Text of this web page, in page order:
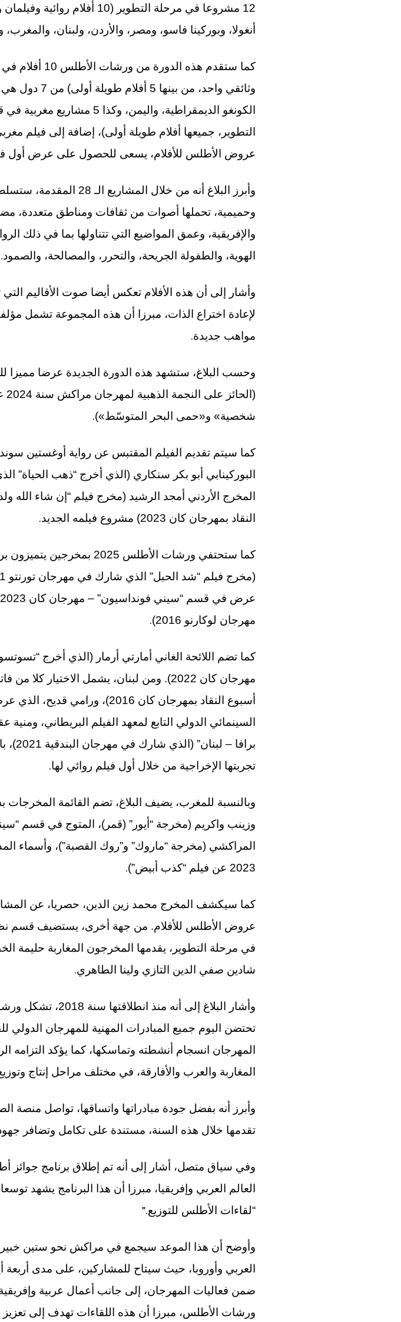
أنغولا، وبوركينا فاسو، ومصر، والأردن، ولبنان،
وثائقي واحد،
التطوير، جميعها أفلام طويلة أولى)، إضافة إلى فيلم
عروض الأطلس للأفلام، يسعى للحصول على عرض أول
وحميمية، تحملها أصوات من ثقافات ومناطق متعددة،
والإفريقية، وعمق المواضيع التي تتناولها بما في ذلك
الهوية، والطفولة الجريحة، والتحرر، والمصالحة، والصمود.
وأشار إلى أن هذه الأفلام تعكس أيضا صوت الأقاليم التي
لإعادة اختراع الذات، مبرزا أن هذه المجموعة تشمل
مواهب جديدة.
وحسب البلاغ، ستشهد هذه الدورة الجديدة عرضا مميزا
شخصية» و«حمى البحر المتوسّط»).
النقاد بمهرجان كان 2023) مشروع فيلمه الجديد
.
كما ستحتفي ورشات الأطلس
مهرجان لوكارنو 2016)
.
كما تضم اللائحة الغاني أمارتي أرمار (الذي أخرج
مهرجان كان 2022). ومن لبنان، يشمل
أسبوع النقاد بمهرجان كان
السينمائي الدولي التابع لمعهد الفيلم البريطاني،
برافا
تجربتها الإخراجية من خلال أول فيلم روائي لها.
المراكشي (مخرجة “ماروك” و”روك القصبة”)، وأسماء
2023 عن فيلم “كذب أبيض”)
.
كما سيكشف المخرج محمد زين الدين، حصريا، عن
عروض الأطلس للأفلام. من جهة أخرى، يستضيف قسم
في مرحلة التطوير، يقدمها المخرجون المغاربة حليمة
شادين صفي الدين التازي ولينا الطاهري.
وأشار البلاغ إلى
تحتضن اليوم جميع المبادرات المهنية للمهرجان الدولي
المهرجان انسجام أنشطته وتماسكها، كما يؤكد التزامه
المغاربة والعرب والأفارقة، في مختلف مراحل إنتاج
وأبرز أنه بفضل جودة مبادراتها واتساقها، تواصل منصة
تقدمها خلال هذه السنة، مستندة على تكامل وتضافر
العالم العربي وإفريقيا، مبرزا أن هذا البرنامج يشهد
“لقاءات الأطلس للتوزيع”.
وأوضح أن هذا الموعد سيجمع في مراكش نحو ستين خبيرا
العربي وأوروبا، حيث سيتاح للمشاركين، على مدى
ضمن فعاليات المهرجان، إلى جانب أعمال عربية
ورشات الأطلس، مبرزا أن هذه اللقاءات تهدف إلى تعزيز